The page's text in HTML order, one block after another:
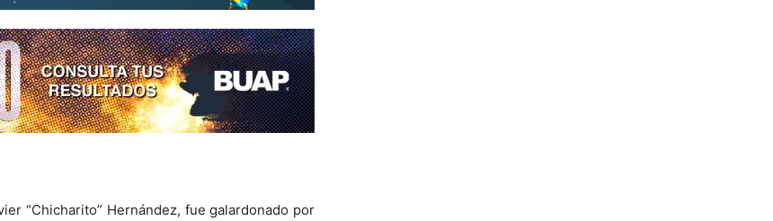
“Chicharito” Hernández, fue galardonado por